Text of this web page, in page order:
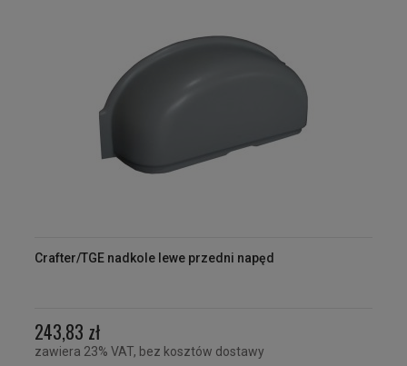
Crafter/TGE nadkole lewe przedni napęd
243,83 zł
zawiera 23% VAT, bez kosztów dostawy